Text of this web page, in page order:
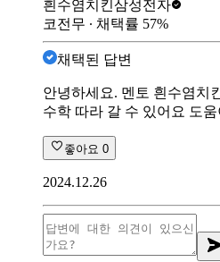
흰수염치킨삼성전자
코전무 ∙ 채택률 57%
채택된 답변
안녕하세요. 멘토 흰수염치
수학 따라 갈 수 있어요 도
좋아요 0
2024.12.26